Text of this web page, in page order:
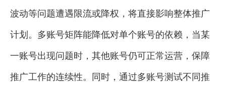
波动等问题遭遇限流或降权，将直接影响整体推广
计划。多账号矩阵能降低对单个账号的依赖，当某
一账号出现问题时，其他账号仍可正常运营，保障
推广工作的连续性。同时，通过多账号测试不同推